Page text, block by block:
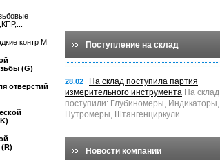
контр М
(G)
отверстий
Поступление на склад
28.02
На склад поступила партия
измерительного инструмента На склад
поступили: Глубиномеры, Индикаторы,
Нутромеры, Штангенциркули
Новости компании